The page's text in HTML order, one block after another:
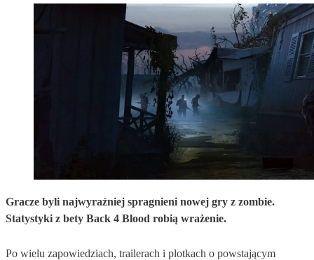
Gracze byli najwyraźniej spragnieni nowej gry z zombie.
Statystyki z bety Back 4 Blood robią wrażenie.
Po wielu zapowiedziach, trailerach i plotkach o powstającym